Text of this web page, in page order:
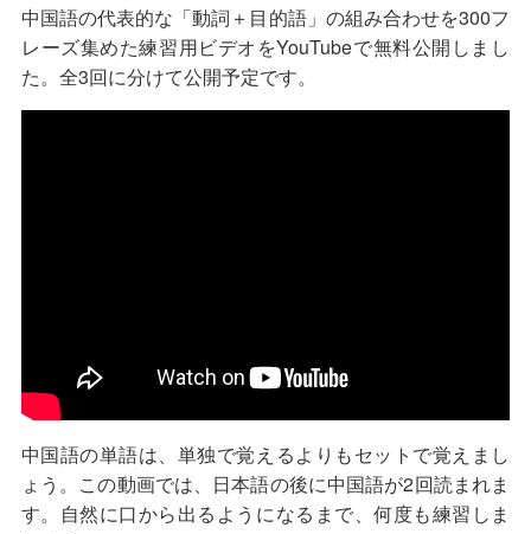
中国語の代表的な「動詞＋目的語」の組み合わせを300フ
レーズ集めた練習用ビデオをYouTubeで無料公開しまし
た。全3回に分けて公開予定です。
中国語の単語は、単独で覚えるよりもセットで覚えまし
ょう。この動画では、日本語の後に中国語が2回読まれま
す。自然に口から出るようになるまで、何度も練習しま